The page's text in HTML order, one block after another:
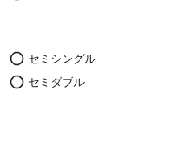
セミシングル
セミダブル